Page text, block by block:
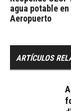
agua potable en
Aeropuerto
ARTÍCULOS